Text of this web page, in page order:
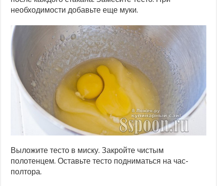
необходимости добавьте еще муки.
Выложите тесто в миску. Закройте чистым
полотенцем. Оставьте тесто подниматься на час-
полтора.